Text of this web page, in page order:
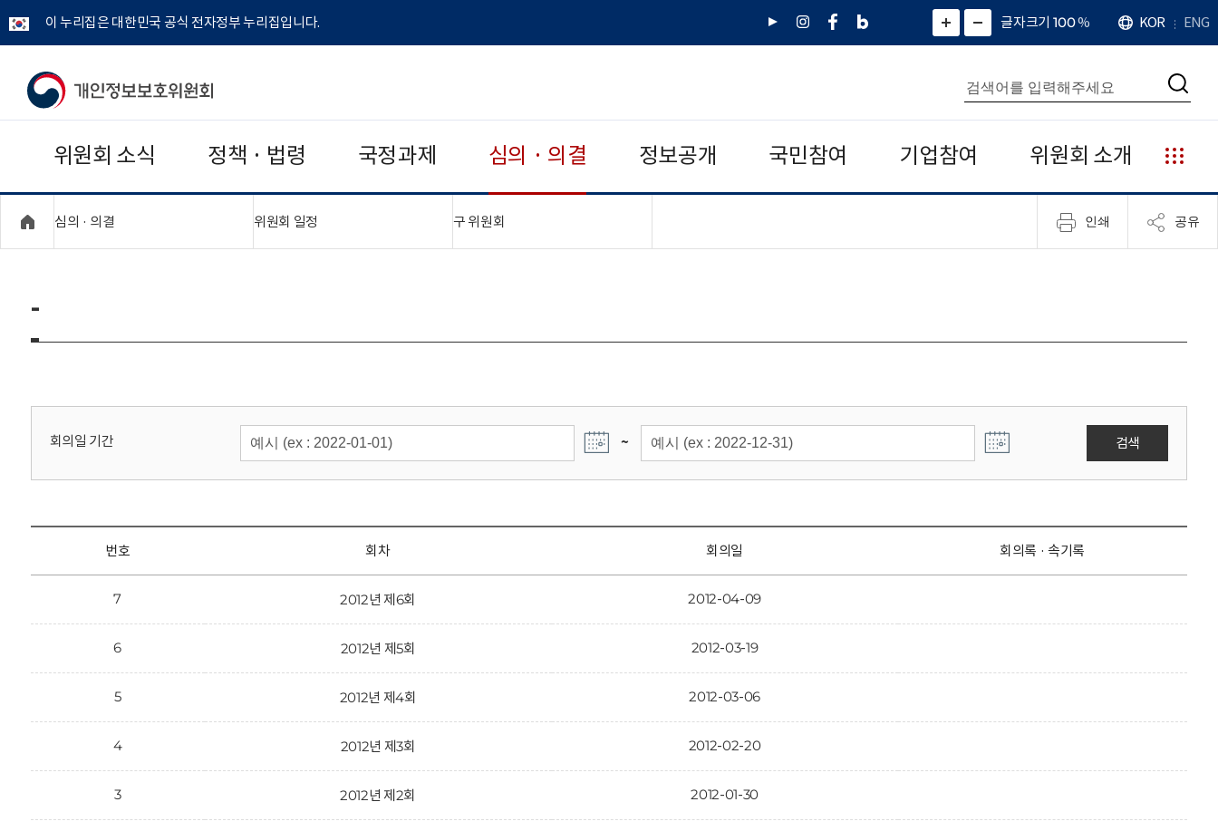
이 누리집은 대한민국 공식 전자정부 누리집입니다.
유
인
페
네
그
)
화
면
면
소
확
대
치
글자크기 100%
언
어
KOR ENG
개
보
보
위
회
통
합
검
색
검
위원회 소식 정책 · 법령 국정과제 심의 · 의결 정보공개 국민참여 기업참여 위원회 소개
누
리
집
안
심의 · 의결 위원회 일정 구 위원회 인쇄 공유
-
회의일 기간 ~ 검색
번호 회차 회의일 회의록 · 속기록
7 2012년 제6회 2012-04-09
6 2012년 제5회 2012-03-19
5 2012년 제4회 2012-03-06
4 2012년 제3회 2012-02-20
3 2012년 제2회 2012-01-30